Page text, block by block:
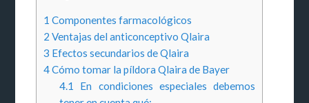
1 Componentes farmacológicos
2 Ventajas del anticonceptivo Qlaira
3 Efectos secundarios de Qlaira
4Cómo tomar la píldora Qlaira de Bayer
4.1
En condiciones especiales debemos